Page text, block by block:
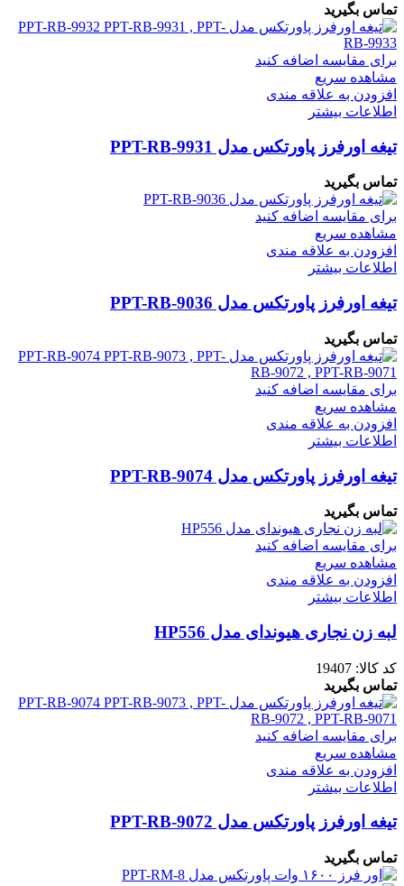
تماس بگیرید
برای مقایسه اضافه کنید
مشاهده سریع
افزودن به علاقه مندی
اطلاعات بیشتر
تیغه اورفرز پاورتکس مدل PPT-RB-9931
تماس بگیرید
برای مقایسه اضافه کنید
مشاهده سریع
افزودن به علاقه مندی
اطلاعات بیشتر
تیغه اورفرز پاورتکس مدل PPT-RB-9036
تماس بگیرید
برای مقایسه اضافه کنید
مشاهده سریع
افزودن به علاقه مندی
اطلاعات بیشتر
تیغه اورفرز پاورتکس مدل PPT-RB-9074
تماس بگیرید
برای مقایسه اضافه کنید
مشاهده سریع
افزودن به علاقه مندی
اطلاعات بیشتر
لبه زن نجاری هیوندای مدل HP556
کد کالا: 19407
تماس بگیرید
برای مقایسه اضافه کنید
مشاهده سریع
افزودن به علاقه مندی
اطلاعات بیشتر
تیغه اورفرز پاورتکس مدل PPT-RB-9072
تماس بگیرید